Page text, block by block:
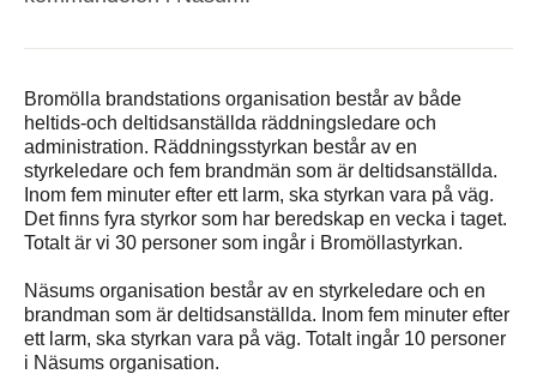
Bromölla brandstations organisation består av både
heltids-och deltidsanställda räddningsledare och
administration. Räddningsstyrkan består av en
styrkeledare och fem brandmän som är deltidsanställda.
Inom fem minuter efter ett larm, ska styrkan vara på väg.
Det finns fyra styrkor som har beredskap en vecka i taget.
Totalt är vi 30 personer som ingår i Bromöllastyrkan.
Näsums organisation består av en styrkeledare och en
brandman som är deltidsanställda. Inom fem minuter efter
ett larm, ska styrkan vara på väg. Totalt ingår 10 personer
i Näsums organisation.